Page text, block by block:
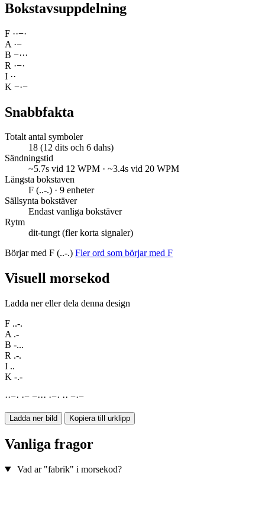
Bokstavsuppdelning
F ··−·
A ·−
B −···
R ·−·
I ··
K −·−
Snabbfakta
Totalt antal symboler
18 (12 dits och 6 dahs)
Sändningstid
~5.7s vid 12 WPM · ~3.4s vid 20 WPM
Längsta bokstaven
F (..-.) · 9 enheter
Sällsynta bokstäver
Endast vanliga bokstäver
Rytm
dit-tungt (fler korta signaler)
Börjar med F (..-.) Fler ord som börjar med F
Visuell morsekod
Ladda ner eller dela denna design
F ..-.
A .-
B -...
R .-.
I ..
K -.-
··−· ·− −··· ·−· ·· −·−
Ladda ner bild Kopiera till urklipp
Vanliga fragor
Vad ar "fabrik" i morsekod?